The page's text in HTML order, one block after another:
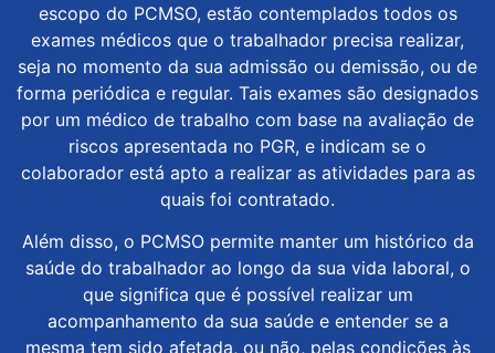
escopo do PCMSO, estão contemplados todos os
exames médicos que o trabalhador precisa realizar,
seja no momento da sua admissão ou demissão, ou de
forma periódica e regular. Tais exames são designados
por um médico de trabalho com base na avaliação de
riscos apresentada no PGR, e indicam se o
colaborador está apto a realizar as atividades para as
quais foi contratado.
Além disso, o PCMSO permite manter um histórico da
saúde do trabalhador ao longo da sua vida laboral, o
que significa que é possível realizar um
acompanhamento da sua saúde e entender se a
mesma tem sido afetada, ou não, pelas condições às